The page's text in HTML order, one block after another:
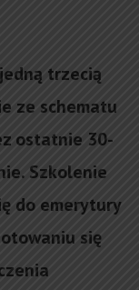
trzecią
ze schematu
ostatnie 30-
Szkolenie
do emerytury
się